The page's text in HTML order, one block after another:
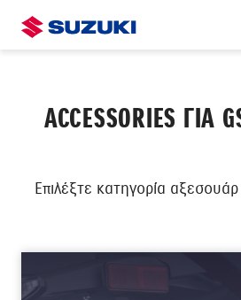
ACCESSORIES ΓΙΑ
Επιλέξτε κατηγορία